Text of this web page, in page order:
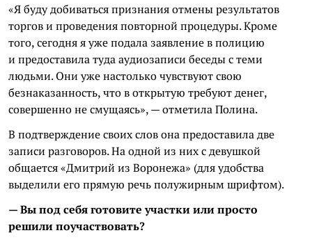
«Я буду добиваться признания отмены результатов
торгов и проведения повторной процедуры. Кроме
того, сегодня я уже подала заявление в полицию
и предоставила туда аудиозаписи беседы с теми
людьми. Они уже настолько чувствуют свою
безнаказанность, что в открытую требуют денег,
совершенно не смущаясь», — отметила Полина.
В подтверждение своих слов она предоставила две
записи разговоров. На одной из них с девушкой
общается «Дмитрий из Воронежа» (для удобства
выделили его прямую речь полужирным шрифтом).
— Вы под себя готовите участки или просто
решили поучаствовать?